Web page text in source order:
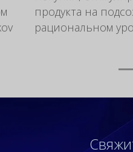
продукта на
рациональном